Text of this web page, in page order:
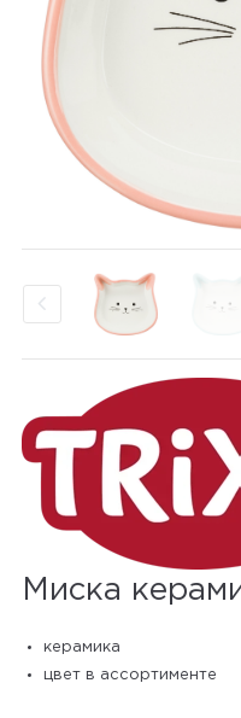
Миска
керамика
цвет в ассортименте